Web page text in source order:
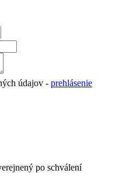
údajov - prehlásenie
po schválení